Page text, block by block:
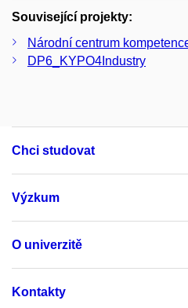
Související projekty:
Národní centrum
DP6_KYPO4Industry
Chci studovat
Výzkum
O univerzitě
Kontakty